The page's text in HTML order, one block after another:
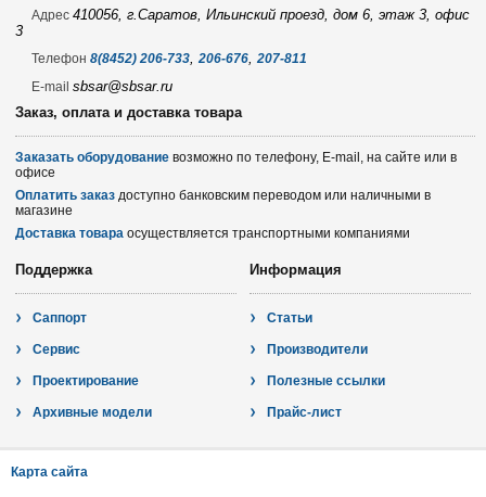
Адрес 410056, г.Саратов, Ильинский проезд, дом 6, этаж 3, офис
3
Телефон 8(8452) 206-733,206-676,207-811
E-mail sbsar@sbsar.ru
Заказ, оплата и доставка товара
Заказать оборудование возможно по телефону, E-mail, на сайте или в
офисе
Оплатить заказ доступно банковским переводом или наличными в
магазине
Доставка товара осуществляется транспортными компаниями
Поддержка
Саппорт
Сервис
Проектирование
Архивные модели
Информация
Статьи
Производители
Полезные ссылки
Прайс-лист
Карта сайта